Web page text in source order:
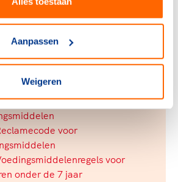
Aanpassen
Weigeren
dranken
voor Alcoholvrij en
Bier
voor
voor
voor
onder de 7 jaar